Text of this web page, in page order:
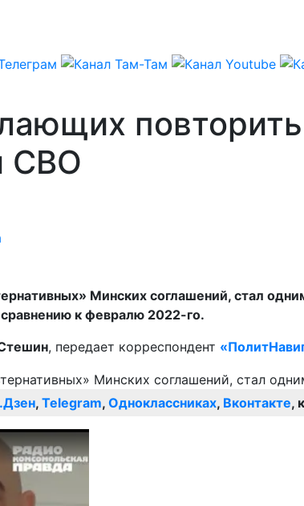
СВО
Минских соглашений, стал
к февралю 2022-го.
, передает корреспондент
, Telegram, Одноклассниках, Вконтакте,